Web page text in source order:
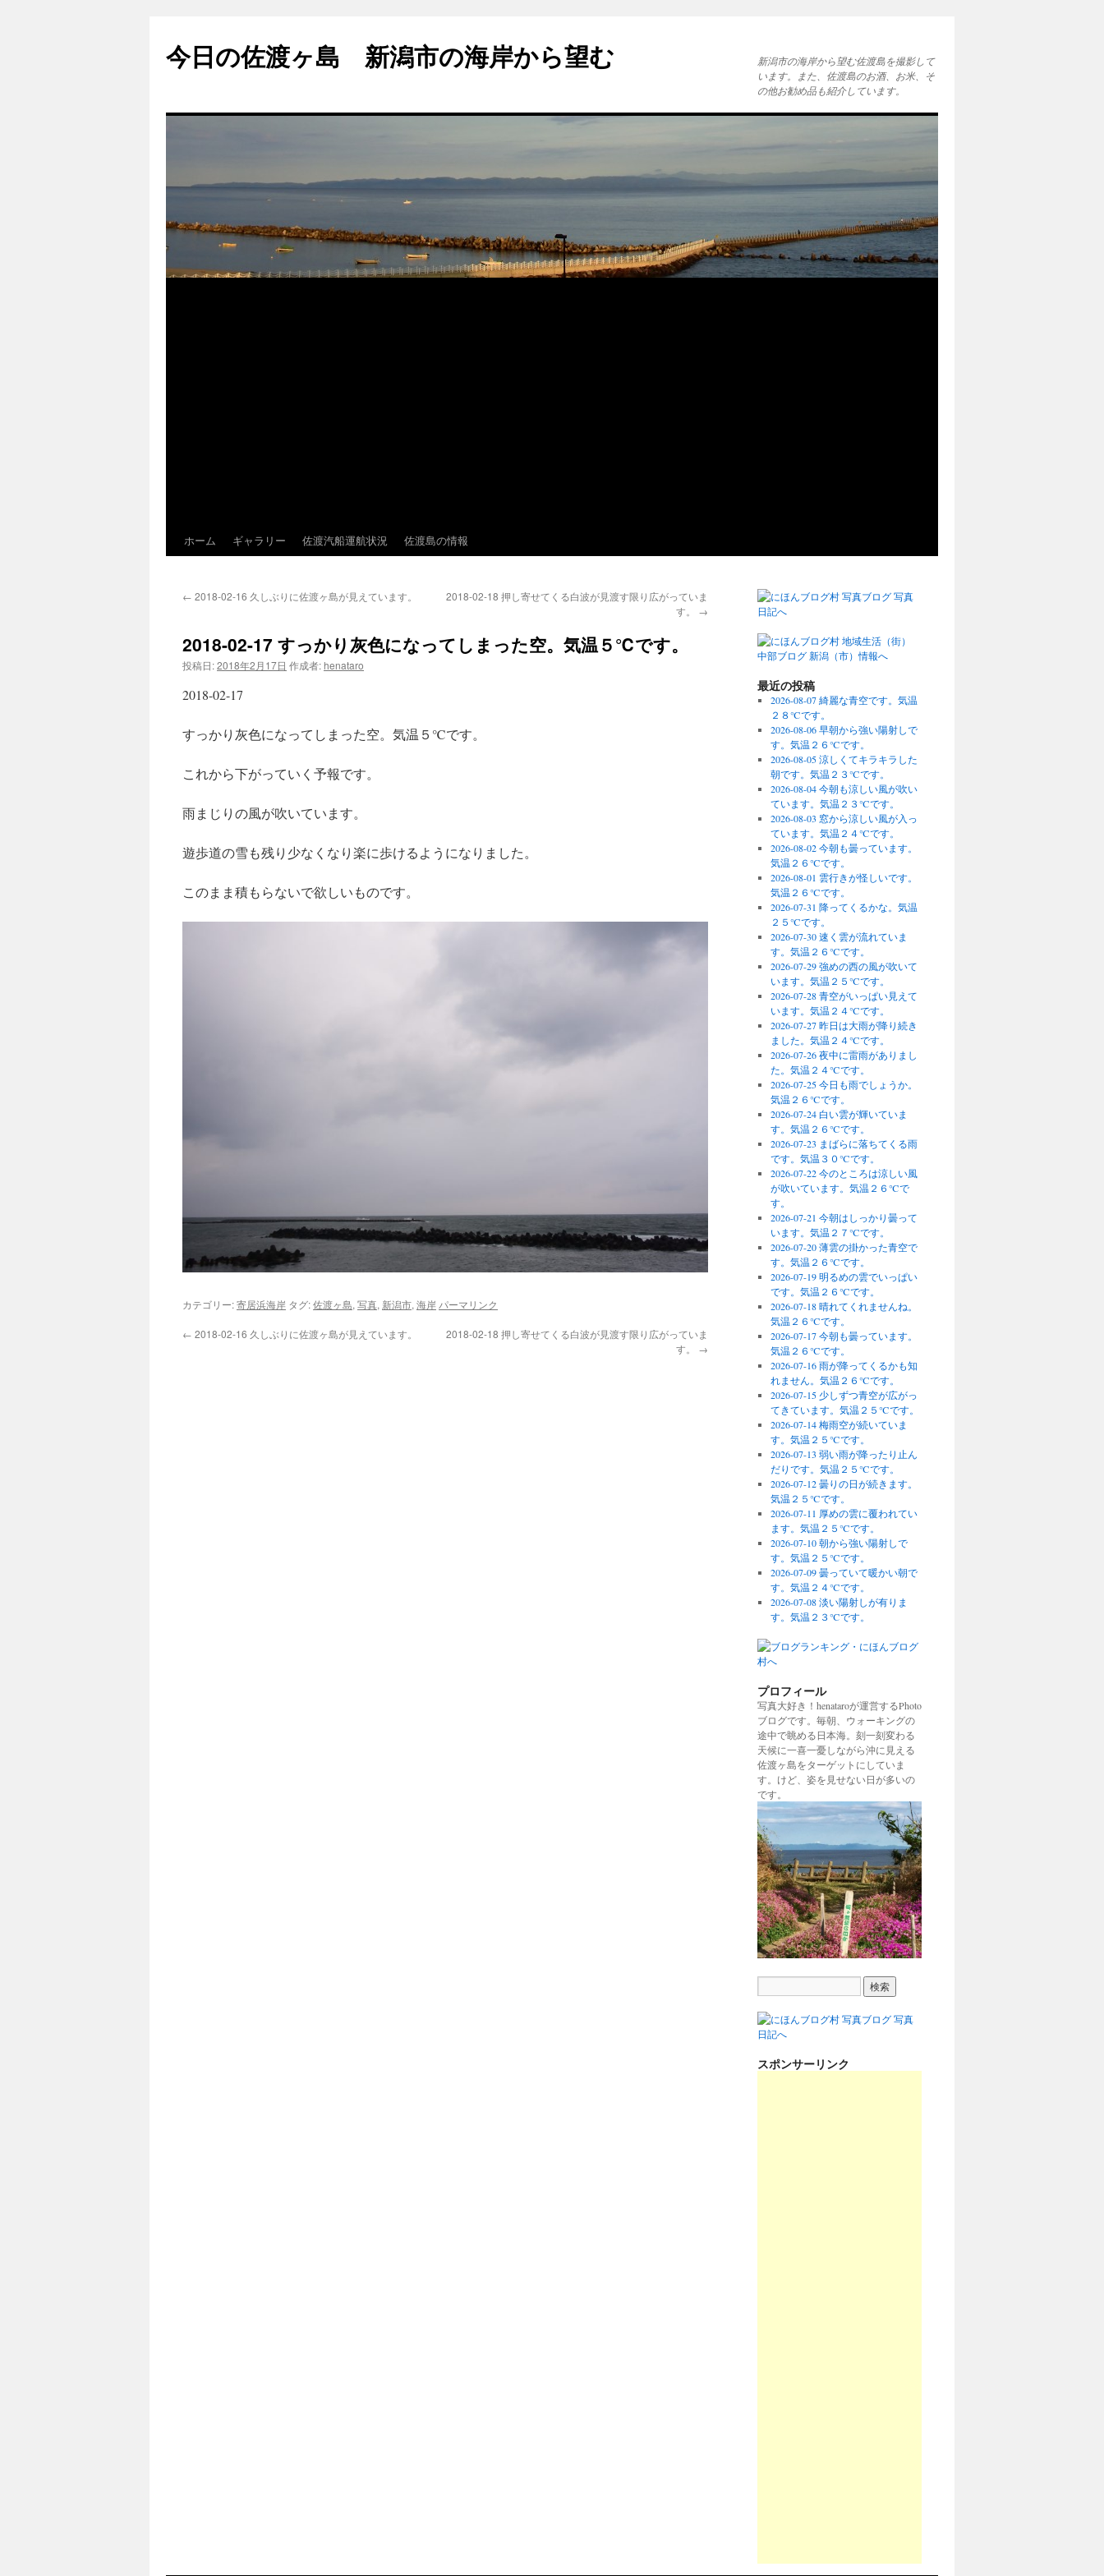
テ
ス
今日の佐渡ヶ島 新潟市の海岸から望む
新潟市の海岸から望む佐渡島を撮影して
います。また、佐渡島のお酒、お米、そ
の他お勧め品も紹介しています。
ホーム ギャラリー 佐渡汽船運航状況 佐渡島の情報
← 2018-02-16 久しぶりに佐渡ヶ島が見えています。
2018-02-18 押し寄せてくる白波が見渡す限り広がっていま
す。 →
2018-02-17 すっかり灰色になってしまった空。気温５℃です。
投稿日:2018年2月17日 作成者: henataro
2018-02-17
すっかり灰色になってしまった空。気温５℃です。
これから下がっていく予報です。
雨まじりの風が吹いています。
遊歩道の雪も残り少なくなり楽に歩けるようになりました。
このまま積もらないで欲しいものです。
カテゴリー:寄居浜海岸 タグ:佐渡ヶ島, 写真, 新潟市, 海岸 パーマリンク
← 2018-02-16 久しぶりに佐渡ヶ島が見えています。
2018-02-18 押し寄せてくる白波が見渡す限り広がっていま
す。 →
最近の投稿
2026-08-07 綺麗な青空です。気温
２８℃です。
2026-08-06 早朝から強い陽射しで
す。気温２６℃です。
2026-08-05 涼しくてキラキラした
朝です。気温２３℃です。
2026-08-04 今朝も涼しい風が吹い
ています。気温２３℃です。
2026-08-03 窓から涼しい風が入っ
ています。気温２４℃です。
2026-08-02 今朝も曇っています。
気温２６℃です。
2026-08-01 雲行きが怪しいです。
気温２６℃です。
2026-07-31 降ってくるかな。気温
２５℃です。
2026-07-30 速く雲が流れていま
す。気温２６℃です。
2026-07-29 強めの西の風が吹いて
います。気温２５℃です。
2026-07-28 青空がいっぱい見えて
います。気温２４℃です。
2026-07-27 昨日は大雨が降り続き
ました。気温２４℃です。
2026-07-26 夜中に雷雨がありまし
た。気温２４℃です。
2026-07-25 今日も雨でしょうか。
気温２６℃です。
2026-07-24 白い雲が輝いていま
す。気温２６℃です。
2026-07-23 まばらに落ちてくる雨
です。気温３０℃です。
2026-07-22 今のところは涼しい風
が吹いています。気温２６℃で
す。
2026-07-21 今朝はしっかり曇って
います。気温２７℃です。
2026-07-20 薄雲の掛かった青空で
す。気温２６℃です。
2026-07-19 明るめの雲でいっぱい
です。気温２６℃です。
2026-07-18 晴れてくれませんね。
気温２６℃です。
2026-07-17 今朝も曇っています。
気温２６℃です。
2026-07-16 雨が降ってくるかも知
れません。気温２６℃です。
2026-07-15 少しずつ青空が広がっ
てきています。気温２５℃です。
2026-07-14 梅雨空が続いていま
す。気温２５℃です。
2026-07-13 弱い雨が降ったり止ん
だりです。気温２５℃です。
2026-07-12 曇りの日が続きます。
気温２５℃です。
2026-07-11 厚めの雲に覆われてい
ます。気温２５℃です。
2026-07-10 朝から強い陽射しで
す。気温２５℃です。
2026-07-09 曇っていて暖かい朝で
す。気温２４℃です。
2026-07-08 淡い陽射しが有りま
す。気温２３℃です。
プロフィール
写真大好き！henataroが運営するPhoto
ブログです。毎朝、ウォーキングの
途中で眺める日本海。刻一刻変わる
天候に一喜一憂しながら沖に見える
佐渡ヶ島をターゲットにしていま
す。けど、姿を見せない日が多いの
です。
スポンサーリンク